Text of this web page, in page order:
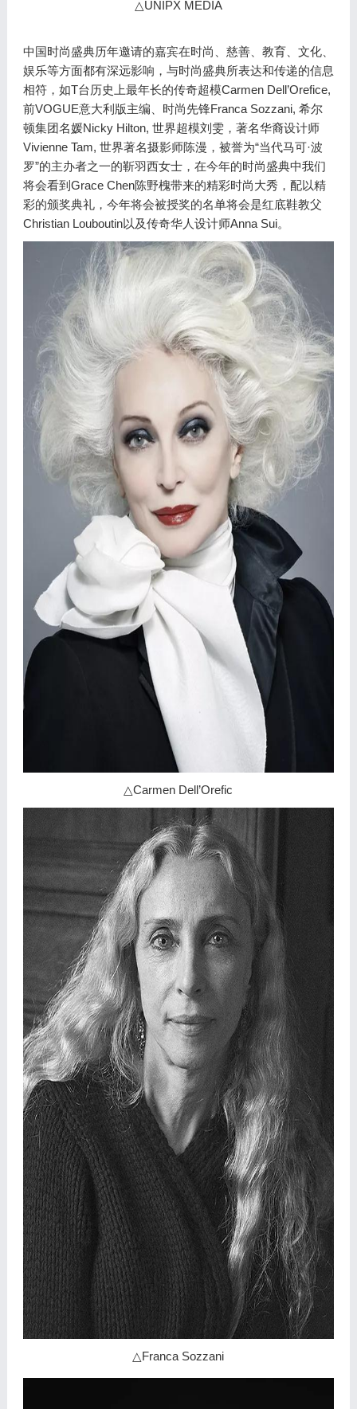
△UNIPX MEDIA
中国时尚盛典历年邀请的嘉宾在时尚、慈善、教育、文化、
娱乐等方面都有深远影响，与时尚盛典所表达和传递的信息
相符，如T台历史上最年长的传奇超模Carmen Dell’Orefice,
前VOGUE意大利版主编、时尚先锋Franca Sozzani, 希尔
顿集团名媛Nicky Hilton, 世界超模刘雯，著名华裔设计师
Vivienne Tam, 世界著名摄影师陈漫，被誉为“当代马可·波
罗”的主办者之一的靳羽西女士，在今年的时尚盛典中我们
将会看到Grace Chen陈野槐带来的精彩时尚大秀，配以精
彩的颁奖典礼，今年将会被授奖的名单将会是红底鞋教父
Christian Louboutin以及传奇华人设计师Anna Sui。
△Carmen Dell’Orefic
△Franca Sozzani